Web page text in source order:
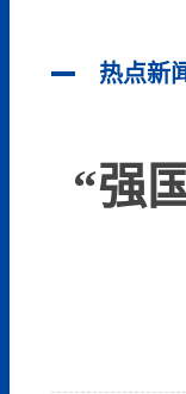
热点新
“强